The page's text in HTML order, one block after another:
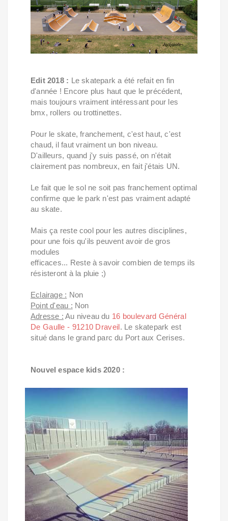
Edit 2018 : Le skatepark a été refait en fin
d'année ! Encore plus haut que le précédent,
mais toujours vraiment intéressant pour les
bmx, rollers ou trottinettes.
Pour le skate, franchement, c'est haut, c'est
chaud, il faut vraiment un bon niveau.
D'ailleurs, quand j'y suis passé, on n'était
clairement pas nombreux, en fait j'étais UN.
Le fait que le sol ne soit pas franchement optimal
confirme que le park n'est pas vraiment adapté
au skate.
Mais ça reste cool pour les autres disciplines,
pour une fois qu'ils peuvent avoir de gros
modules
efficaces... Reste à savoir combien de temps ils
résisteront à la pluie ;)
Eclairage : Non
Point d'eau : Non
Adresse : Au niveau du 16 boulevard Général
De Gaulle - 91210 Draveil. Le skatepark est
situé dans le grand parc du Port aux Cerises.
Nouvel espace kids 2020 :